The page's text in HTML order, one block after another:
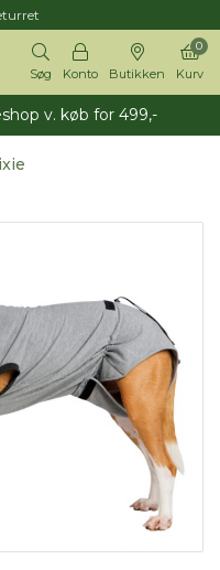
Søg Konto Butikken Kurv
0
v. køb for 499,-